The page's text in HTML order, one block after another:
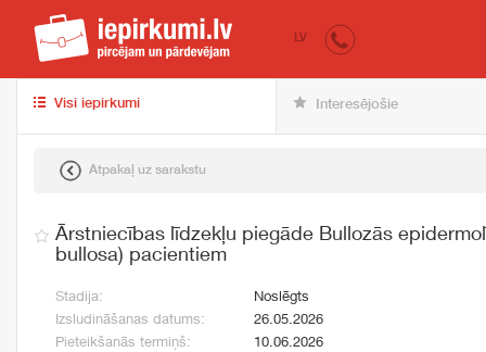
iepirkumi.lv
LV
Visi iepirkumi Interesējošie
Atpakaļ uz sarakstu
Ārstniecības līdzekļu piegāde Bullozās
bullosa) pacientiem
Stadija:
Noslēgts
Izsludināšanas datums:
26.05.2026
Pieteikšanās termiņš:
10.06.2026